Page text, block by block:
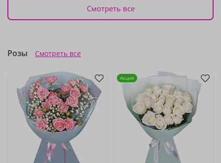
Смотреть все
Розы Смотреть все
Акция